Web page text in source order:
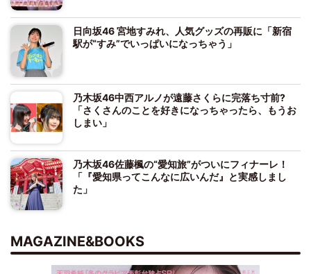
日向坂46 宮地すみれ、人気グッズの再販に「新宿
駅が“すみ”でいっぱいになっちゃう」
乃木坂46中西アルノが遠藤さくらに完落ち寸前?
「さくさんのことを好きになっちゃったら、もうお
しまい」
乃木坂46佐藤楓の“愛知旅”がついにフィナーレ！
「『愛知県ってこんなに広いんだ』と実感しまし
た」
MAGAZINE&BOOKS